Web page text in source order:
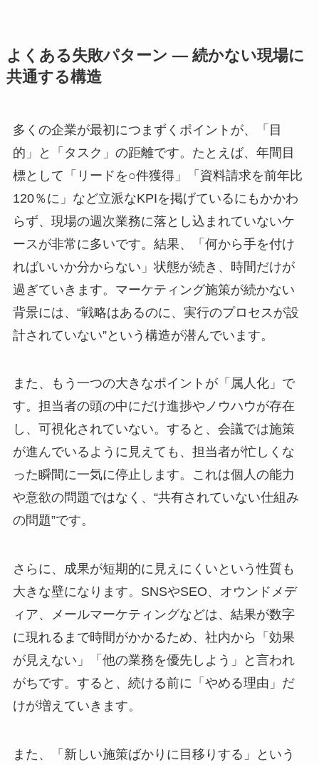
よくある失敗パターン ― 続かない現場に
共通する構造
多くの企業が最初につまずくポイントが、「目
的」と「タスク」の距離です。たとえば、年間目
標として「リードを○件獲得」「資料請求を前年比
120％に」など立派なKPIを掲げているにもかかわ
らず、現場の週次業務に落とし込まれていないケ
ースが非常に多いです。結果、「何から手を付け
ればいいか分からない」状態が続き、時間だけが
過ぎていきます。マーケティング施策が続かない
背景には、“戦略はあるのに、実行のプロセスが設
計されていない”という構造が潜んでいます。
また、もう一つの大きなポイントが「属人化」で
す。担当者の頭の中にだけ進捗やノウハウが存在
し、可視化されていない。すると、会議では施策
が進んでいるように見えても、担当者が忙しくな
った瞬間に一気に停止します。これは個人の能力
や意欲の問題ではなく、“共有されていない仕組み
の問題”です。
さらに、成果が短期的に見えにくいという性質も
大きな壁になります。SNSやSEO、オウンドメデ
ィア、メールマーケティングなどは、結果が数字
に現れるまで時間がかかるため、社内から「効果
が見えない」「他の業務を優先しよう」と言われ
がちです。すると、続ける前に「やめる理由」だ
けが増えていきます。
また、「新しい施策ばかりに目移りする」という